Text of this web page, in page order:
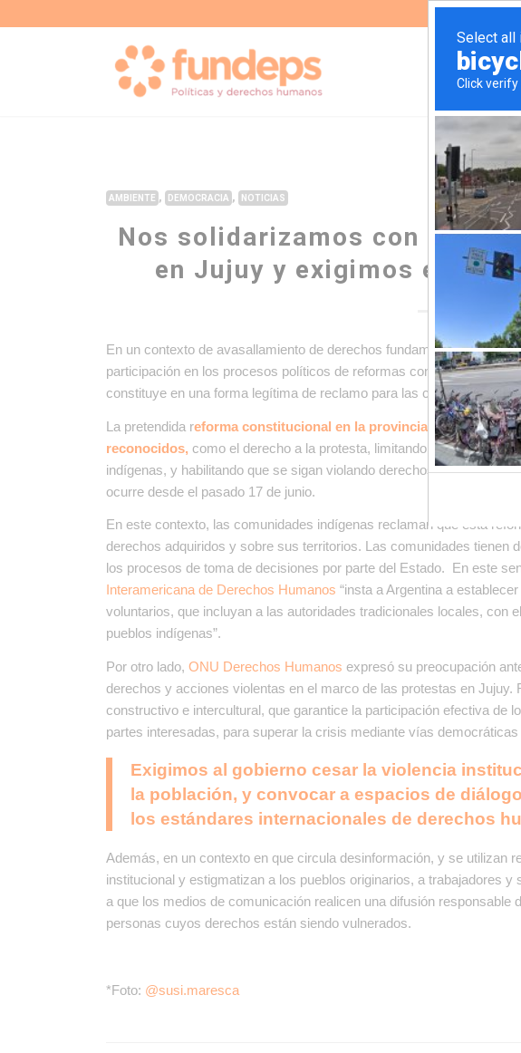
AMBIENTE , DEMOCRACIA , NOTICIAS
Nos solidarizamos con la
en Jujuy y exigimos el
En un contexto de avasallamiento de derechos fundamentales, como
participación en los procesos políticos de reformas constitucionales y
constituye en una forma legítima de reclamo para las comunidades y
La pretendida reforma constitucional en la provincia de Jujuy
reconocidos, como el derecho a la protesta, limitando la libertad de
indígenas, y habilitando que se sigan violando derechos
ocurre desde el pasado 17 de junio.
En este contexto, las comunidades indígenas reclaman que esta
derechos adquiridos y sobre sus territorios. Las comunidades tienen
los procesos de toma de decisiones por parte del Estado. En este
Interamericana de Derechos Humanos “insta a Argentina a
voluntarios, que incluyan a las autoridades tradicionales locales, con
pueblos indígenas”.
Por otro lado,ONU Derechos Humanos expresó su preocupación
derechos y acciones violentas en el marco de las protestas en Jujuy.
constructivo e intercultural, que garantice la participación efectiva de
partes interesadas, para superar la crisis mediante vías
Exigimos al gobierno cesar la violencia
la población, y convocar a espacios de
los estándares internacionales de derechos
Además, en un contexto en que circula desinformación, y se utilizan
institucional y estigmatizan a los pueblos originarios, a trabajadores
a que los medios de comunicación realicen una difusión responsable
personas cuyos derechos están siendo vulnerados.
*Foto: @susi.maresca